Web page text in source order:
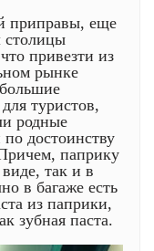
приправы, еще
столицы
привезти из
рынке
туристов,
родные
достоинству
паприку
так и в
в багаже есть
из паприки,
зубная паста.